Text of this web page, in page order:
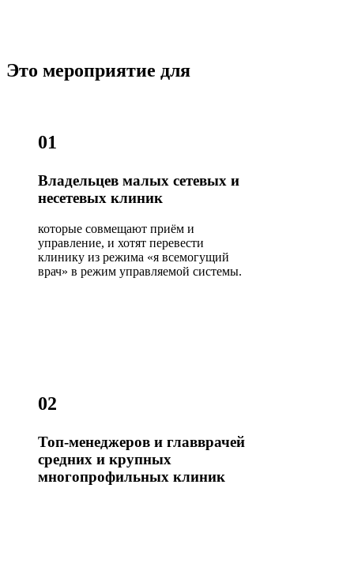
Это мероприятие для
01
Владельцев малых сетевых и
несетевых клиник
которые совмещают приём и
управление, и хотят перевести
клинику из режима «я всемогущий
врач» в режим управляемой системы.
02
Топ-менеджеров и главврачей
средних и крупных
многопрофильных клиник